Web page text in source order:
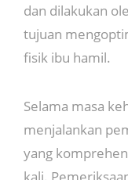
dan dilakukan
tujuan
fisik ibu hamil.
Selama masa
menjalankan
yang